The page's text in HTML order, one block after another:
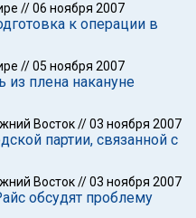
//06 ноября 2007
к операции в
//05 ноября 2007
из плена накануне
Восток//03 ноября 2007
партии, связанной с
Восток//03 ноября 2007
обсудят проблему